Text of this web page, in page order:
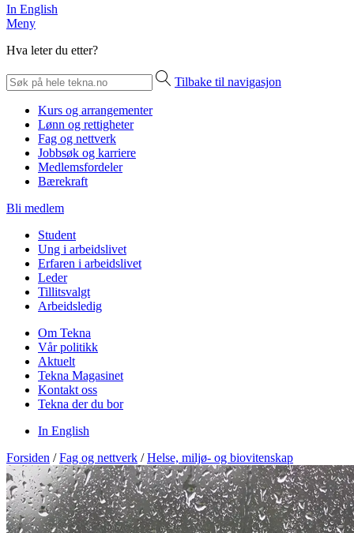
In English
Meny
Hva leter du etter?
Tilbake til navigasjon
Kurs og arrangementer
Lønn og rettigheter
Fag og nettverk
Jobbsøk og karriere
Medlemsfordeler
Bærekraft
Bli medlem
Student
Ung i arbeidslivet
Erfaren i arbeidslivet
Leder
Tillitsvalgt
Arbeidsledig
Om Tekna
Vår politikk
Aktuelt
Tekna Magasinet
Kontakt oss
Tekna der du bor
In English
Forsiden / Fag og nettverk / Helse, miljø- og biovitenskap